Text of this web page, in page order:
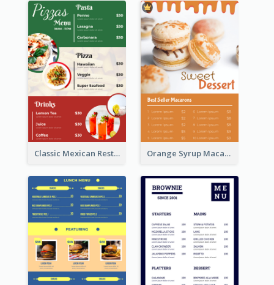
Classic Mexican Restaurant Menu Design Orange Syrup Macaron Dessert House Design Inspirations